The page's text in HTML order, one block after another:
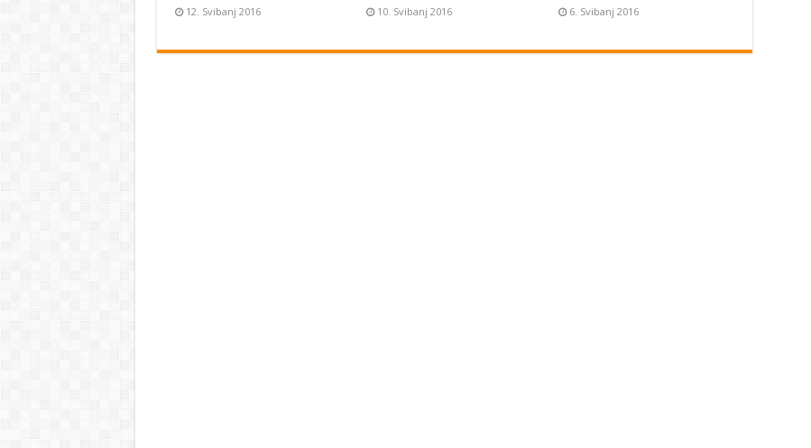
12. Svibanj 2016 10. Svibanj 2016 6. Svibanj 2016